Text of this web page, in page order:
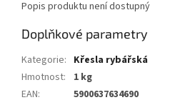
Popis produktu není dostupný
Doplňkové parametry
Kategorie: Křesla rybářská
Hmotnost:
1 kg
EAN: 5900637634690